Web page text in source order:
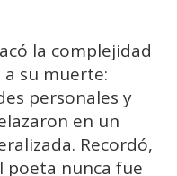
la complejidad
a su muerte:
personales y
en un
Recordó,
poeta nunca fue